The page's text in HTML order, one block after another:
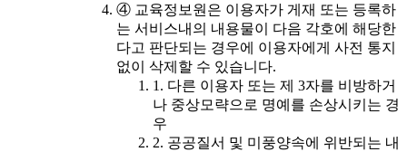
④ 교육정보원은 이용자가 게재 또는 등록하
는 서비스내의 내용물이 다음 각호에 해당한
다고 판단되는 경우에 이용자에게 사전 통지
없이 삭제할 수 있습니다.
1. 다른 이용자 또는 제 3자를 비방하거
나 중상모략으로 명예를 손상시키는 경
우
2. 공공질서 및 미풍양속에 위반되는 내